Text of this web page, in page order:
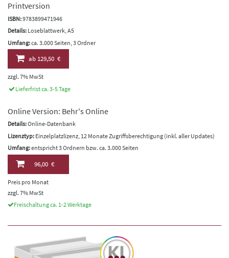
Printversion
ISBN:9783899471946
Details: Loseblattwerk, A5
Umfang:ca. 3.000 Seiten, 3 Ordner
ab129,50 €
zzgl. 7% MwSt
Lieferfrist ca. 3-5 Tage
Online Version: Behr's Online
Details:Online-Datenbank
Lizenztyp: Einzelplatzlizenz, 12 Monate Zugriffsberechtigung (inkl. aller Updates)
Umfang:entspricht 3 Ordnern bzw. ca. 3.000 Seiten
96,00 €
Preis pro Monat
zzgl. 7% MwSt
Freischaltung ca. 1-2 Werktage